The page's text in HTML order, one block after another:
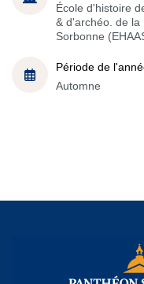
École d'histoire
& d'archéo. de la
Sorbonne
Période de
Automne